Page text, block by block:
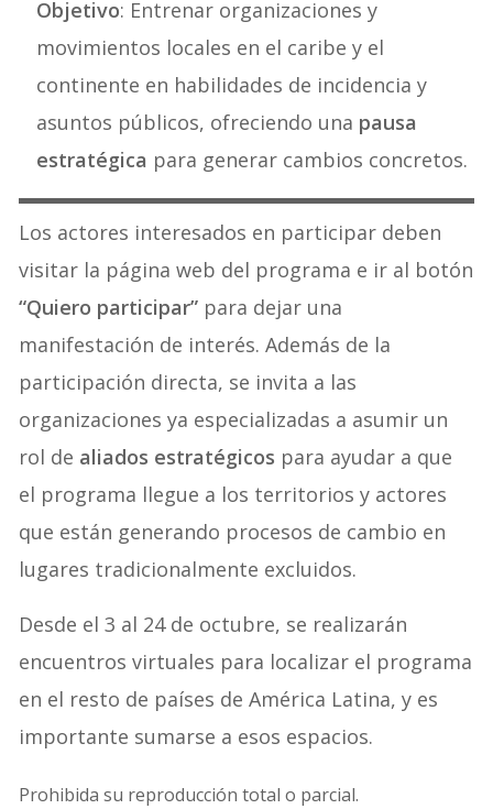
Objetivo: Entrenar organizaciones y
movimientos locales en el caribe y el
continente en habilidades de incidencia y
asuntos públicos, ofreciendo una pausa
estratégica para generar cambios concretos.
Los actores interesados en participar deben
visitar la página web del programa e ir al botón
“Quiero participar” para dejar una
manifestación de interés. Además de la
participación directa, se invita a las
organizaciones ya especializadas a asumir un
rol de aliados estratégicos para ayudar a que
el programa llegue a los territorios y actores
que están generando procesos de cambio en
lugares tradicionalmente excluidos.
Desde el 3 al 24 de octubre, se realizarán
encuentros virtuales para localizar el programa
en el resto de países de América Latina, y es
importante sumarse a esos espacios.
Prohibida su reproducción total o parcial.